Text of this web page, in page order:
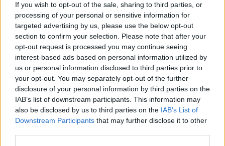
If you wish to opt-out of the sale, sharing to third parties, or
processing of your personal or sensitive information for
targeted advertising by us, please use the below opt-out
section to confirm your selection. Please note that after your
opt-out request is processed you may continue seeing
interest-based ads based on personal information utilized by
us or personal information disclosed to third parties prior to
your opt-out. You may separately opt-out of the further
disclosure of your personal information by third parties on the
IAB’s list of downstream participants. This information may
also be disclosed by us to third parties on the IAB’s List of
Downstream Participants that may further disclose it to other